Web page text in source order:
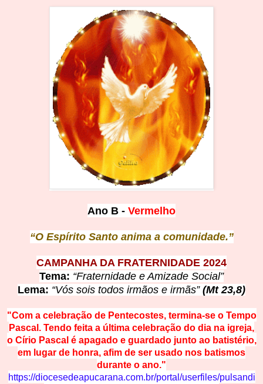
Ano B - Vermelho
“O Espírito Santo anima a comunidade.”
CAMPANHA DA FRATERNIDADE 2024
Tema: “Fraternidade e Amizade Social”
Lema: “Vós sois todos irmãos e irmãs” (Mt 23,8)
"Com a celebração de Pentecostes, termina-se o Tempo
Pascal. Tendo feita a última celebração do dia na igreja,
o Círio Pascal é apagado e guardado junto ao batistério,
em lugar de honra, afim de ser usado nos batismos
durante o ano."
https://diocesedeapucarana.com.br/portal/userfiles/pulsandi